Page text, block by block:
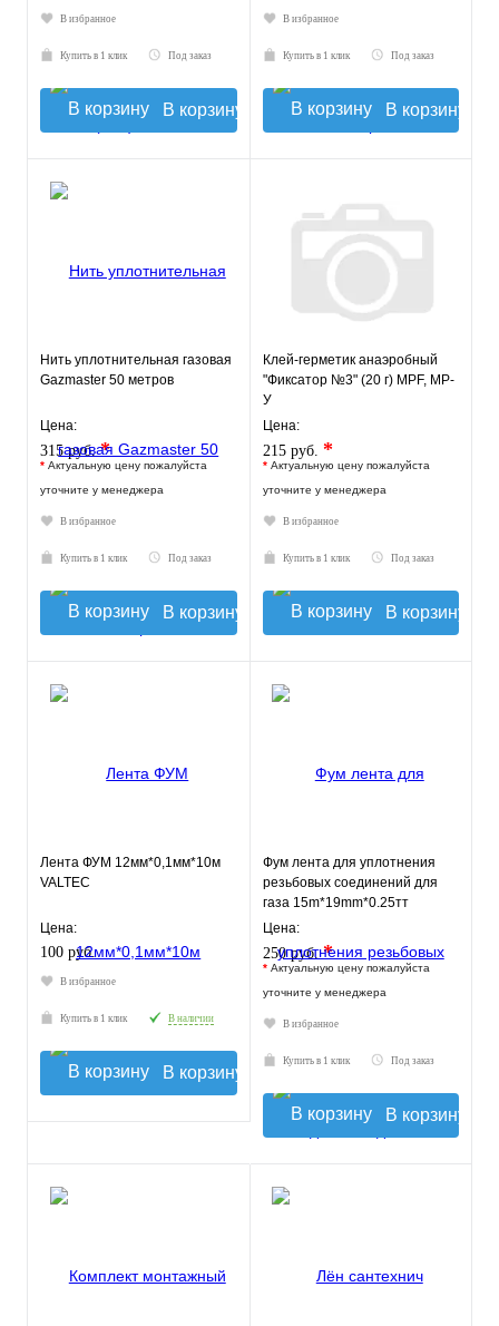
В избранное
Купить в 1 клик Под заказ
В корзину
В избранное
Купить в 1 клик Под заказ
В корзину
Нить уплотнительная газовая
Gazmaster 50 метров
Цена:
315 руб.*
* Актуальную цену пожалуйста
уточните у менеджера
В избранное
Купить в 1 клик Под заказ
В корзину
Клей-герметик анаэробный
"Фиксатор №3" (20 г) MPF, MP-
У
Цена:
215 руб. *
* Актуальную цену пожалуйста
уточните у менеджера
В избранное
Купить в 1 клик Под заказ
В корзину
Лента ФУМ 12мм*0,1мм*10м
VALTEC
Цена:
100 руб.
В избранное
Купить в 1 клик В наличии
В корзину
Фум лента для уплотнения
резьбовых соединений для
газа 15m*19mm*0.25тт
MBl519-030gas TIM
Цена:
250 руб.*
* Актуальную цену пожалуйста
уточните у менеджера
В избранное
Купить в 1 клик Под заказ
В корзину